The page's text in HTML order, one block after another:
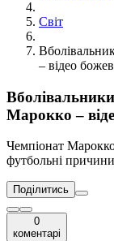
Світ
– відео
Марокко –
Чемпіонат
футбольні
Поділитись
0
коментарі